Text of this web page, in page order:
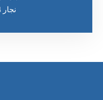
نجار 24 ساعة